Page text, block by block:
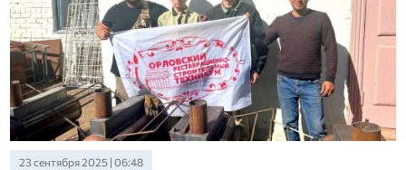
23 сентября 2025 | 06:48